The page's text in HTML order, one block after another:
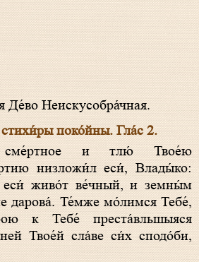
Де́во Неискусобра́чная.
поко́йны. Гла́с 2.
низложи́л еси́, Влады́ко:
живо́т ве́чный, и земны́м
дарова́. Те́мже мо́лимся Тебе́,
к Тебе́ преста́вльшыяся
Твое́й сла́ве си́х сподо́би,